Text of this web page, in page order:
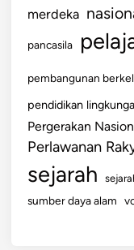
merdeka
pancasila
pembangunan
pendidikan
Pergerakan
Perlawanan
sejarah
sumber daya alam